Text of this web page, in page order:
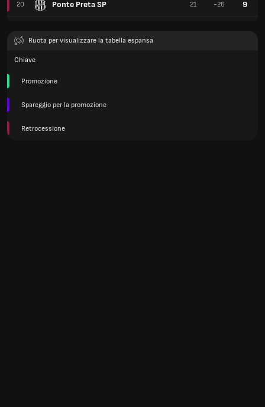
20 Ponte Preta SP 21 -26 9
Ruota per visualizzare la tabella espansa
Chiave
Promozione
Spareggio per la promozione
Retrocessione